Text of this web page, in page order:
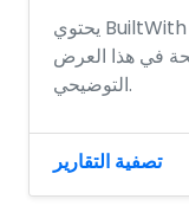
يحتوي BuiltWith على طرق متعددة وبيانات قابلة
في هذا العرض
التوضيحي.
تصفية التقارير